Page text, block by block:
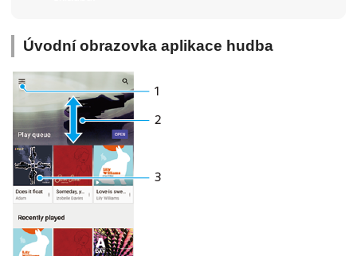
Úvodní obrazovka aplikace hudba